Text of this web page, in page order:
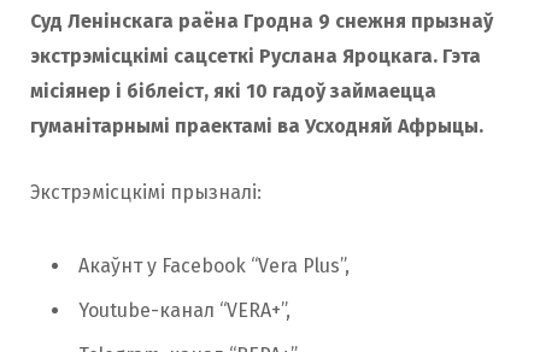
Суд Ленінскага раёна Гродна 9 снежня прызнаў
экстрэмісцкімі сацсеткі Руслана Яроцкага. Гэта
місіянер і біблеіст, які 10 гадоў займаецца
гуманітарнымі праектамі ва Усходняй Афрыцы.
Экстрэмісцкімі прызналі:
Акаўнт у Facebook “Vera Plus”,
Youtube-канал “VERA+”,